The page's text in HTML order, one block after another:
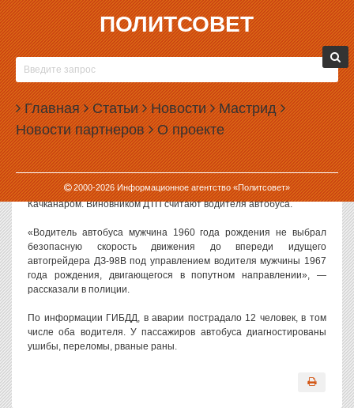
ПОЛИТСОВЕТ
Главная Статьи Новости Мастрид
Новости партнеров О проекте
2000-2026Информационное агентство «Политсовет»
28.11.2016, 11:06
В СВЕРДЛОВСКОЙ ОБЛАСТИ ПАССАЖИРСКИЙ
АВТОБУС СТОЛКНУЛСЯ С ГРЕЙДЕРОМ
На севере Свердловской области произошло ДТП с участием
пассажирского автобуса и автогрейдера. Пассажиры автобуса, в
том числе подростки, получили множество травм.
Как сообщают в областном управлении ГИБДД, авария
произошла вечером 27 ноября на дороге между Нижней Турой и
Качканаром. Виновником ДТП считают водителя автобуса.
«Водитель автобуса мужчина 1960 года рождения не выбрал
безопасную скорость движения до впереди идущего
автогрейдера ДЗ-98В под управлением водителя мужчины 1967
года рождения, двигающегося в попутном направлении», —
рассказали в полиции.
По информации ГИБДД, в аварии пострадало 12 человек, в том
числе оба водителя. У пассажиров автобуса диагностированы
ушибы, переломы, рваные раны.